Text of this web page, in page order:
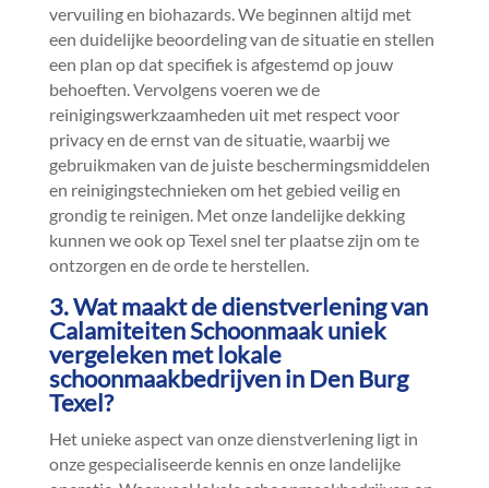
vervuiling en biohazards.​ We beginnen altijd met
een duidelijke beoordeling van de situatie en stellen
een plan op dat specifiek is afgestemd op jouw
behoeften.​ Vervolgens voeren we de
reinigingswerkzaamheden uit met respect voor
privacy en de ernst van de situatie, waarbij we
gebruikmaken van de juiste beschermingsmiddelen
en reinigingstechnieken om het gebied veilig en
grondig te reinigen.​ Met onze landelijke dekking
kunnen we ook op Texel snel ter plaatse zijn om te
ontzorgen en de orde te herstellen.​
3.​ Wat maakt de dienstverlening van
Calamiteiten Schoonmaak uniek
vergeleken met lokale
schoonmaakbedrijven in Den Burg
Texel?
Het unieke aspect van onze dienstverlening ligt in
onze gespecialiseerde kennis en onze landelijke